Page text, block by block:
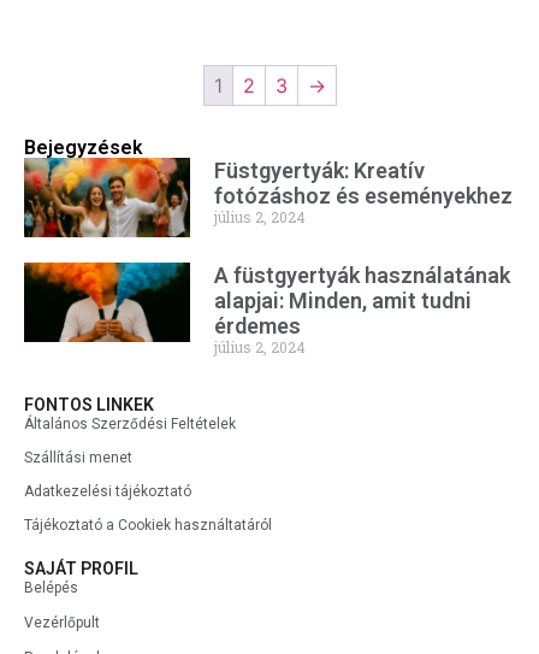
1 2 3 →
Bejegyzések
Füstgyertyák: Kreatív
fotózáshoz és eseményekhez
július 2, 2024
A füstgyertyák használatának
alapjai: Minden, amit tudni
érdemes
július 2, 2024
FONTOS LINKEK
Általános Szerződési Feltételek
Szállítási menet
Adatkezelési tájékoztató
Tájékoztató a Cookiek használtatáról
SAJÁT PROFIL
Belépés
Vezérlőpult